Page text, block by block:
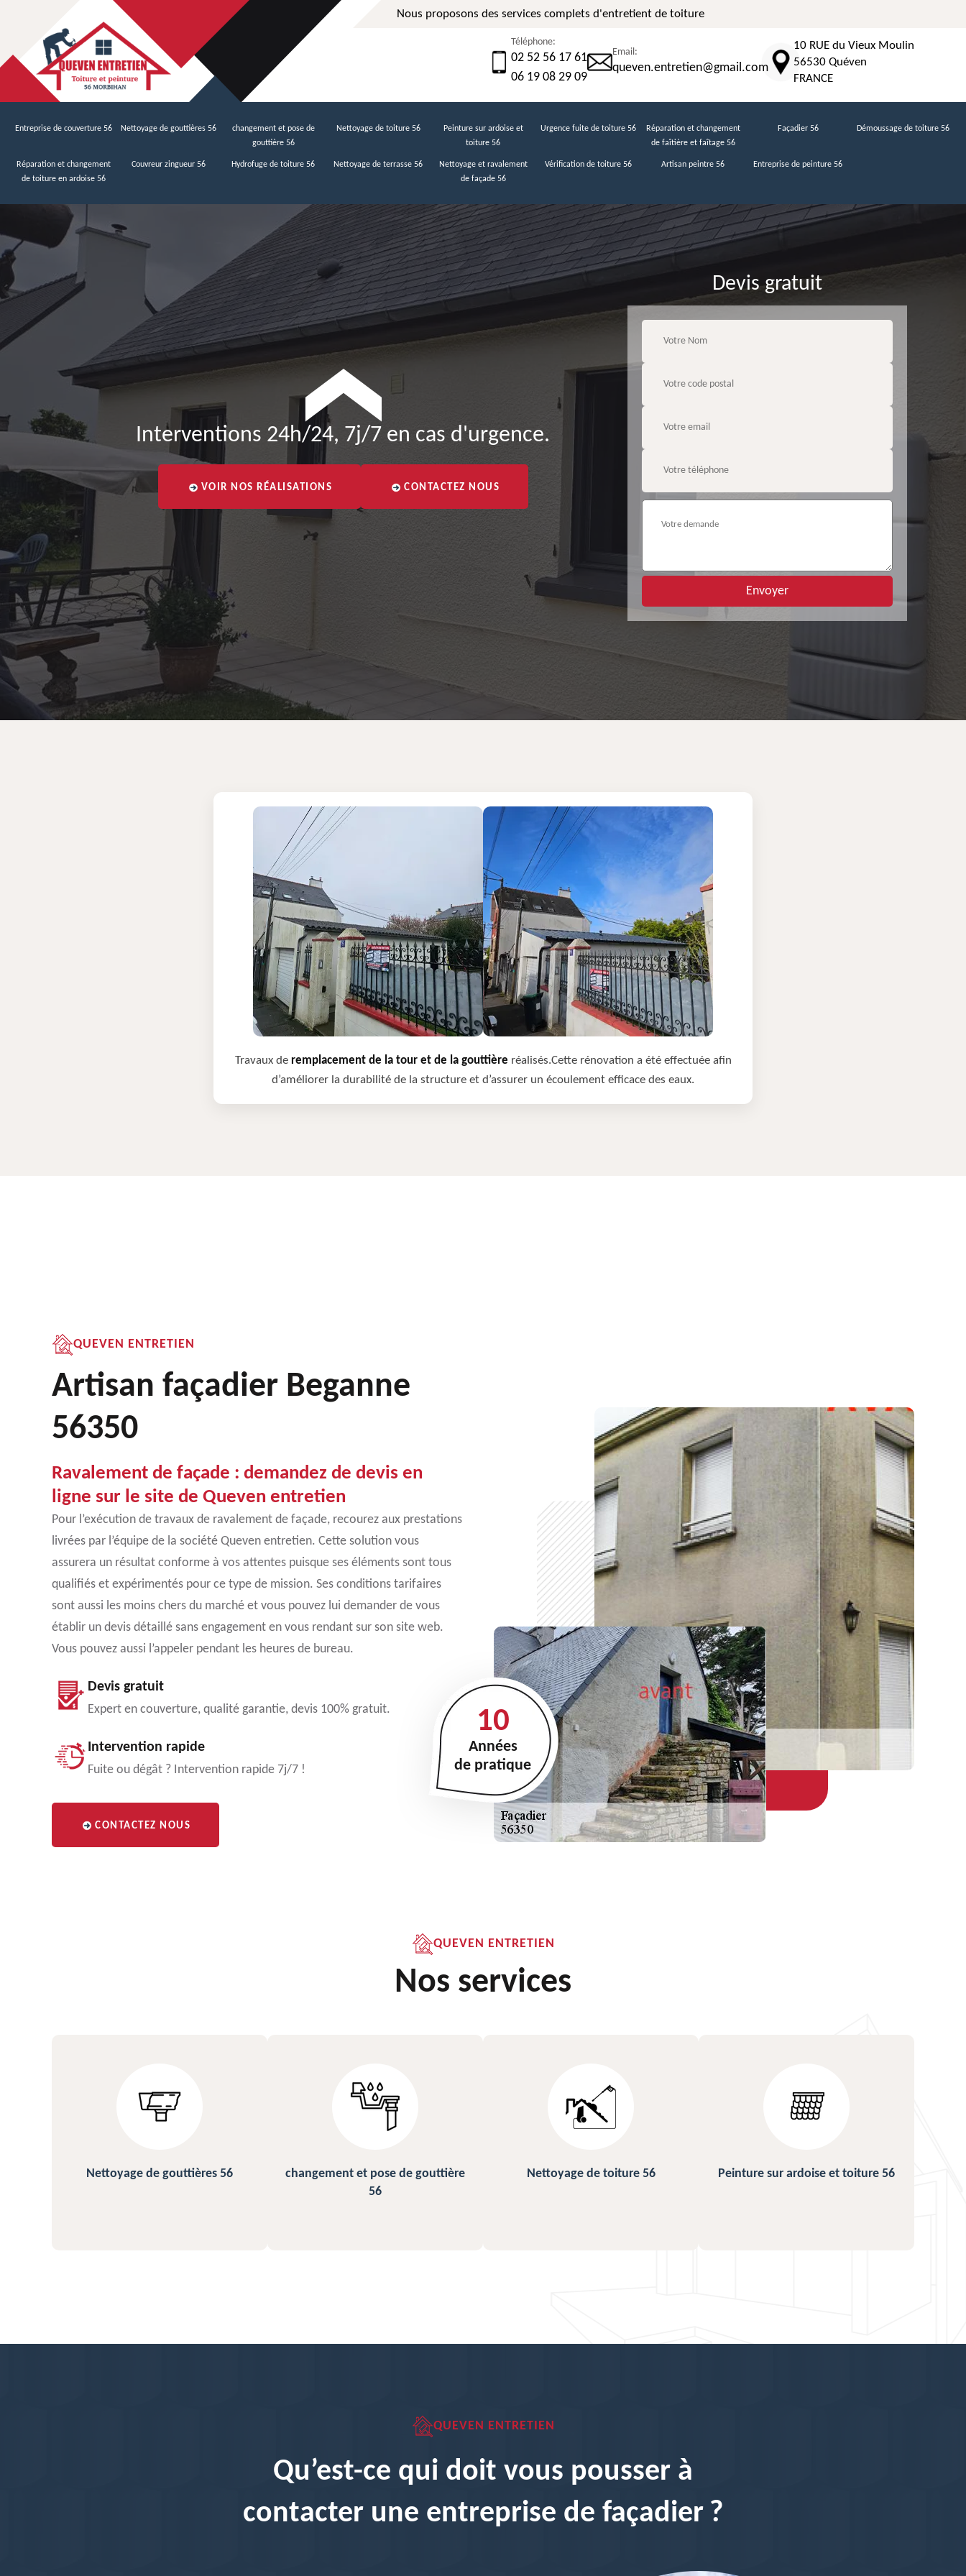
Nous proposons des services complets d'entretient de toiture
Téléphone:
02 52 56 17 61
06 19 08 29 09
Email:
queven.entretien@gmail.com
10 RUE du Vieux Moulin
56530 Quéven
FRANCE
Entreprise de couverture 56 Nettoyage de gouttières 56
changement et pose de
gouttière 56
Nettoyage de toiture 56
Peinture sur ardoise et
toiture 56
Urgence fuite de toiture 56
Réparation et changement
de faîtière et faîtage 56
Façadier 56 Démoussage de toiture 56
Réparation et changement
de toiture en ardoise 56
Couvreur zingueur 56 Hydrofuge de toiture 56 Nettoyage de terrasse 56
Nettoyage et ravalement
de façade 56
Vérification de toiture 56 Artisan peintre 56 Entreprise de peinture 56
Interventions 24h/24, 7j/7 en cas d'urgence.
VOIR NOS RÉALISATIONS CONTACTEZ NOUS
Devis gratuit
Travaux de remplacement de la tour et de la gouttière réalisés.Cette rénovation a été effectuée afin
d’améliorer la durabilité de la structure et d’assurer un écoulement efficace des eaux.
QUEVEN ENTRETIEN
Artisan façadier Beganne
56350
Ravalement de façade : demandez de devis en
ligne sur le site de Queven entretien
Pour l’exécution de travaux de ravalement de façade, recourez aux prestations
livrées par l’équipe de la société Queven entretien. Cette solution vous
assurera un résultat conforme à vos attentes puisque ses éléments sont tous
qualifiés et expérimentés pour ce type de mission. Ses conditions tarifaires
sont aussi les moins chers du marché et vous pouvez lui demander de vous
établir un devis détaillé sans engagement en vous rendant sur son site web.
Vous pouvez aussi l’appeler pendant les heures de bureau.
Devis gratuit
Expert en couverture, qualité garantie, devis 100% gratuit.
Intervention rapide
Fuite ou dégât ? Intervention rapide 7j/7 !
CONTACTEZ NOUS
10
Années
de pratique
QUEVEN ENTRETIEN
Nos services
changement et pose de gouttière
Nettoyage de toiture 56 Peinture sur ardoise et toiture 56 Urgence fuite de toiture 56
QUEVEN ENTRETIEN
Qu’est-ce qui doit vous pousser à
contacter une entreprise de façadier ?